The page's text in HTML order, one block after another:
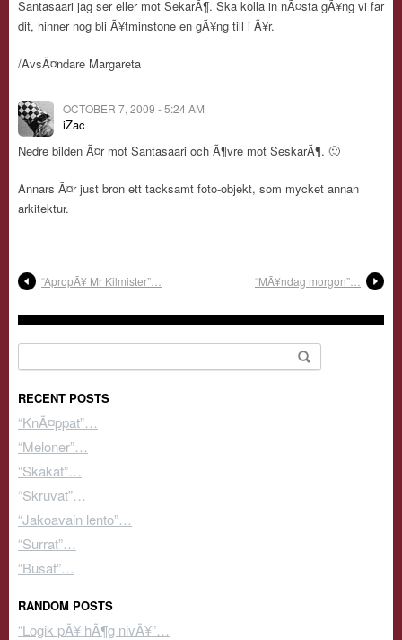
Santasaari jag ser eller mot SekarÃ¶. Ska kolla in nÃ¤sta gÃ¥ng vi far
dit, hinner nog bli Ã¥tminstone en gÃ¥ng till i Ã¥r.
/AvsÃ¤ndare Margareta
OCTOBER 7, 2009 - 5:24 AM
iZac
Nedre bilden Ã¤r mot Santasaari och Ã¶vre mot SeskarÃ¶. 🙂
Annars Ã¤r just bron ett tacksamt foto-objekt, som mycket annan
arkitektur.
“ApropÃ¥ Mr Kilmister”… “MÃ¥ndag morgon”…
RECENT POSTS
“KnÃ¤ppat”…
“Meloner”…
“Skakat”…
“Skruvat”…
“Jakoavain lento”…
“Surrat”…
“Busat”…
RANDOM POSTS
“Logik pÃ¥ hÃ¶g nivÃ¥”…